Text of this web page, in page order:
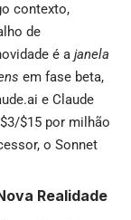
contexto,
de
é a janela
em fase beta,
e Claude
$15 por milhão
o Sonnet
Realidade